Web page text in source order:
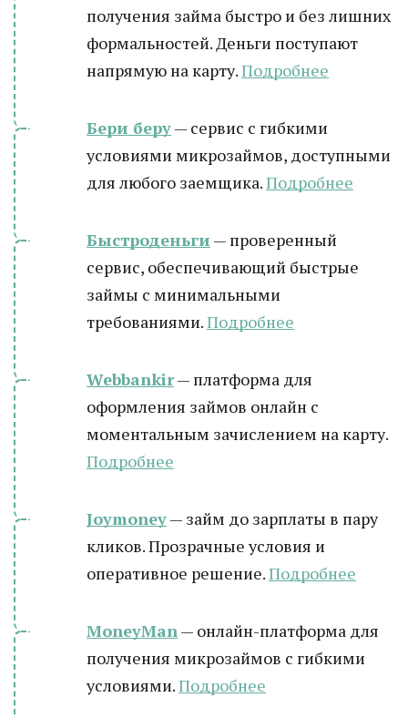
получения займа быстро и без лишних
формальностей. Деньги поступают
напрямую на карту.Подробнее
Бери беру— сервис с гибкими
условиями микрозаймов, доступными
для любого заемщика.Подробнее
Быстроденьги — проверенный
сервис, обеспечивающий быстрые
займы с минимальными
требованиями.Подробнее
Webbankir— платформа для
оформления займов онлайн с
моментальным зачислением на карту.
Подробнее
Joymoney— займ до зарплаты в пару
кликов. Прозрачные условия и
оперативное решение.Подробнее
MoneyMan— онлайн-платформа для
получения микрозаймов с гибкими
условиями.Подробнее